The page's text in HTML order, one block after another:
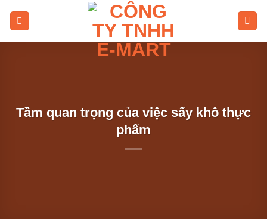
Tầm quan trọng của việc sấy khô thực
phẩm